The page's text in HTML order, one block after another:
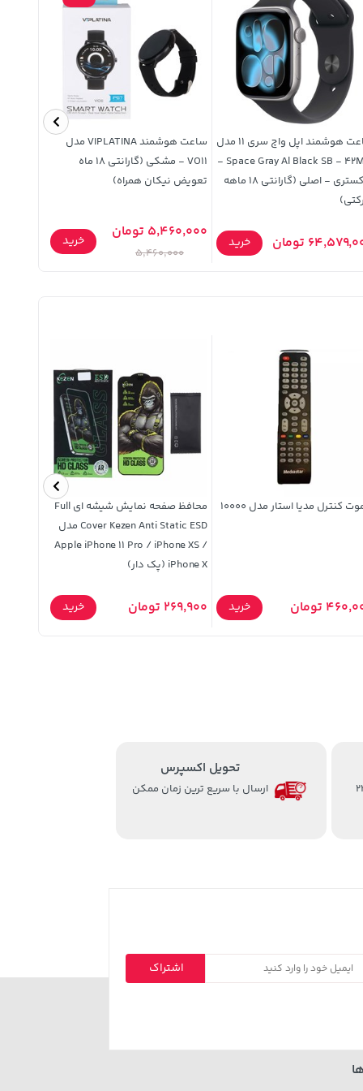
ساعت هوشمند اپل واچ سری 11 مدل
Space Gray Al Black SB - 42MM -
خاکستری - اصلی (گارانتی 18 ماهه
تومان خرید
ساعت هوشمند VIPLATINA مدل
VO11 - مشکی (گارانتی 18 ماه
تعویض نیکان همراه)
5,460,000 تومان
5,460,000
خرید
کنترل مدیا استار مدل 10000
تومان خرید
محافظ صفحه نمایش شیشه ای Full
Cover Kezen Anti Static ESD مدل
Apple iPhone 11 Pro / iPhone XS /
iPhone X (پک دار)
269,900 تومان خرید
8 الی 24
تحویل اکسپرس
ارسال با سریع ترین زمان ممکن
اشتراک